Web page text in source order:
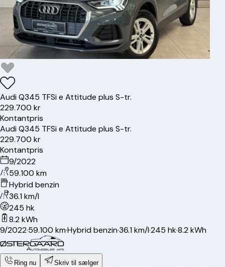
AudiQ345 TFSi e Attitude plus S-tr.
229.700 kr
Kontantpris
AudiQ345 TFSi e Attitude plus S-tr.
229.700 kr
Kontantpris
9/2022
59.100 km
Hybrid benzin
36.1 km/l
245 hk
8.2 kWh
9/2022·59.100 km·Hybrid benzin·36.1 km/l·245 hk·8.2 kWh
Ring nu Skriv til sælger